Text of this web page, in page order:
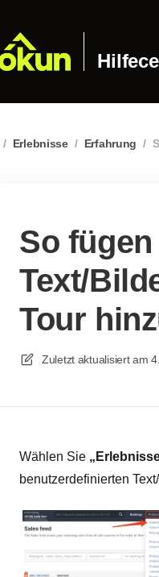
/ Erlebnisse / Erfahrung /
So
Text/
Tour
Zuletzt aktualisiert am
Wählen Sie
benutzerdefinierten